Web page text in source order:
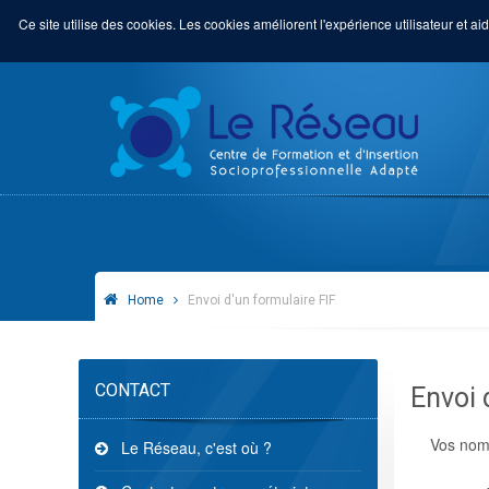
Ce site utilise des cookies. Les cookies améliorent l'expérience utilisateur et
Home Envoi d'un formulaire FIF
CONTACT
Le Réseau, c'est où ?
Envoi
Vos